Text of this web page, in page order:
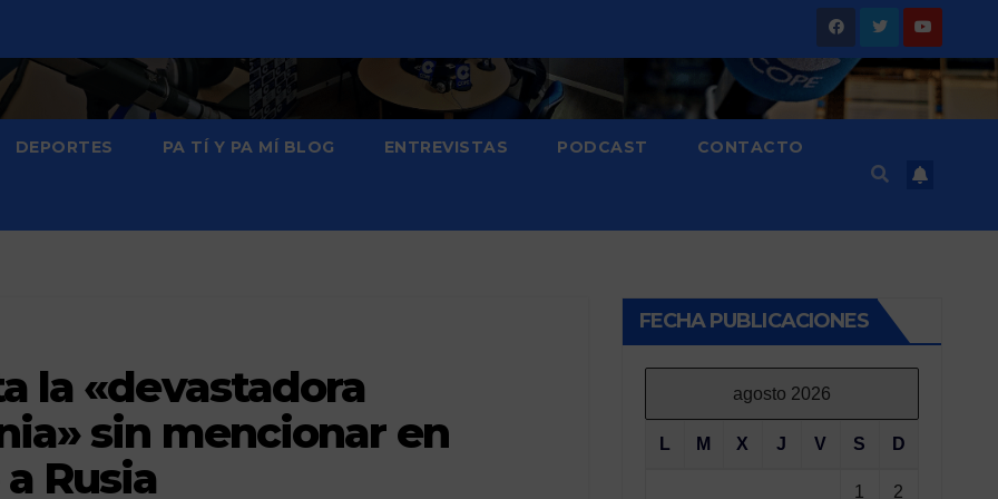
DEPORTES PA TÍ Y PA MÍ BLOG ENTREVISTAS PODCAST CONTACTO
la «devastadora
sin mencionar en
Rusia
FECHA PUBLICACIONES
agosto 2026
L M X J V S D
1 2